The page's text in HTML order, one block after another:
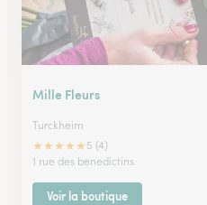
Mille Fleurs
Turckheim
★★★★★ 5 (4)
1 rue des benedictins
Voir la boutique